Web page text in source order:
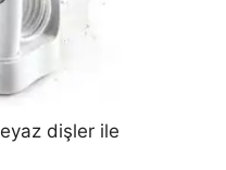
dişler ile